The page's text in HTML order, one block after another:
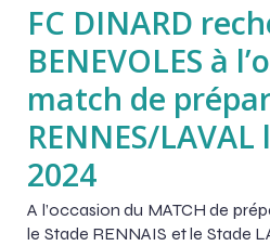
FC DINARD
BENEVOLES à
match de
RENNES/
2024
A l’occasion du MATCH de
le Stade RENNAIS et le Stade